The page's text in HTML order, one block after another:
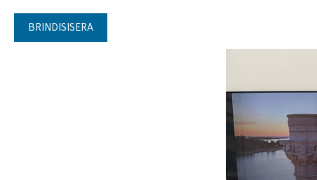
BRINDISISERA